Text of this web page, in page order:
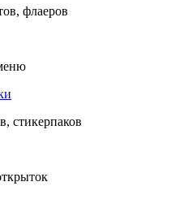
флаеров
стикерпаков